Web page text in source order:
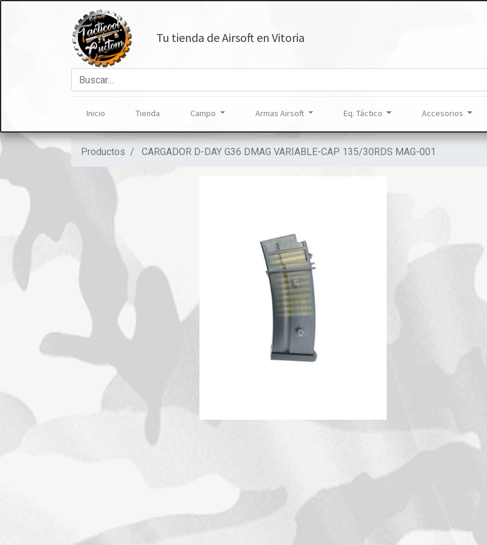
Tu tienda de Airsoft en Vitoria
Inicio Tienda Campo Armas Airsoft Eq. Táctico Accesorios
Productos CARGADOR D-DAY G36 DMAG VARIABLE-CAP 135/30RDS MAG-001